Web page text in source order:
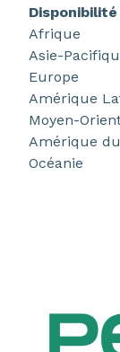
gamme de
retour
et peuvent
Afrique
Asie-
Europe
Amérique
Moyen-
Amérique
Océanie